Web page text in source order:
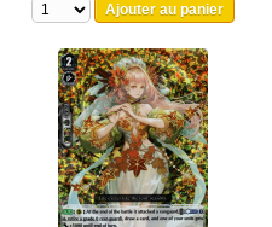
Ajouter au panier